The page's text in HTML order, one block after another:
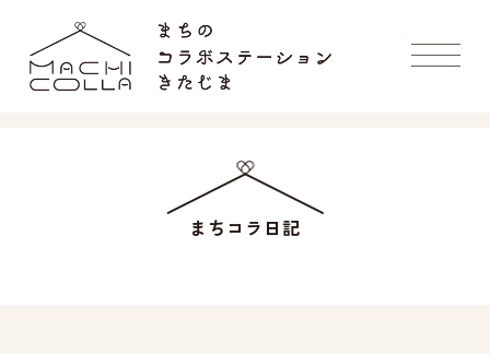
まちコラ日記